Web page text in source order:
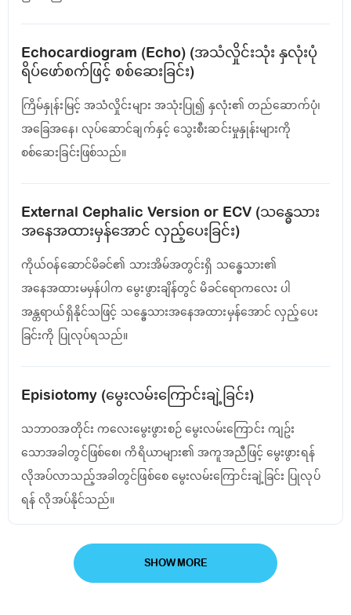
Echocardiogram (Echo) (အသံလှိုင်းသုံး နှလုံးပုံ
ရိပ်​ဖော်စက်ဖြင့် စစ်​ဆေးခြင်း)
ကြိမ်နှုန်းမြင့် အသံလှိုင်းများ အသုံးပြု၍ နှလုံး၏ တည်ဆောက်ပုံ၊
အခြေအနေ၊ လုပ်ဆောင်ချက်နှင့် သွေးစီးဆင်းမှုနှုန်းများကို
စစ်ဆေးခြင်းဖြစ်သည်။
External Cephalic Version or ECV (သန္ဓေသား
အနေအထားမှန်အောင် လှည့်ပေးခြင်း)
ကိုယ်ဝန်ဆောင်မိခင်၏ သားအိမ်အတွင်းရှိ သန္ဓေသား၏
အနေအထားမမှန်ပါက မွေးဖွားချိန်တွင် မိခင်ရောကလေး ပါ
အန္တရာယ်ရှိနိုင်သဖြင့် သန္ဓေသားအနေအထားမှန်အောင် လှည့်ပေး
ခြင်းကို ပြုလုပ်ရသည်။
Episiotomy (မွေးလမ်းကြောင်းချဲ့ခြင်း)
သဘာဝအတိုင်း ကလေးမွေးဖွားစဉ် မွေးလမ်းကြောင်း ကျဥ်း
သောအခါတွင်ဖြစ်စေ၊ ကိရိယာများ၏ အကူအညီဖြင့် မွေးဖွားရန်
လိုအပ်လာသည့်အခါတွင်ဖြစ်စေ မွေးလမ်းကြောင်းချဲ့ခြင်း ပြုလုပ်
ရန် လိုအပ်နိုင်သည်။
SHOW MORE